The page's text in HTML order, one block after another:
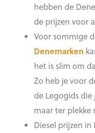
hebben de
de prijzen voor
Voor sommige
Denemarken
het is slim om
Zo heb je voor
de Legogids
maar ter plekke
Diesel prijzen